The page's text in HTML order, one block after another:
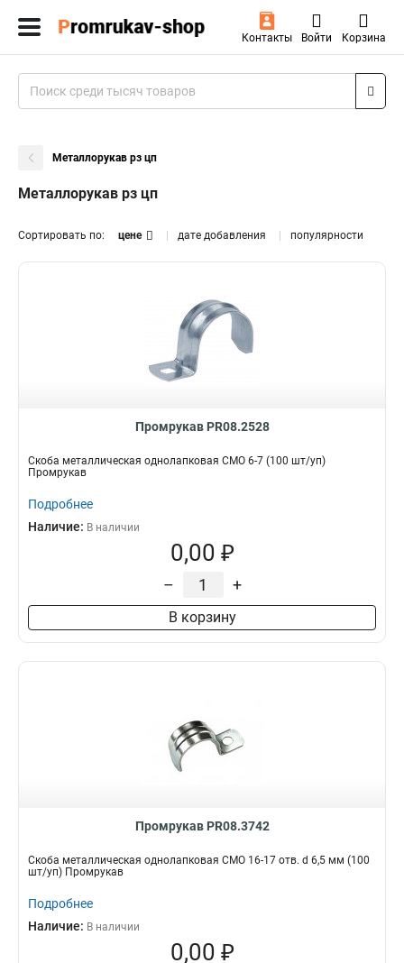
Контакты Войти Корзина
Металлорукав рз цп
Металлорукав рз цп
Сортировать по: цене дате добавления популярности
Промрукав PR08.2528
Скоба металлическая однолапковая СМО 6-7 (100 шт/уп)
Промрукав
Подробнее
Наличие: В наличии
0,00 ₽
– +
В корзину
Промрукав PR08.3742
Скоба металлическая однолапковая СМО 16-17 отв. d 6,5 мм (100
шт/уп) Промрукав
Подробнее
Наличие: В наличии
0,00 ₽